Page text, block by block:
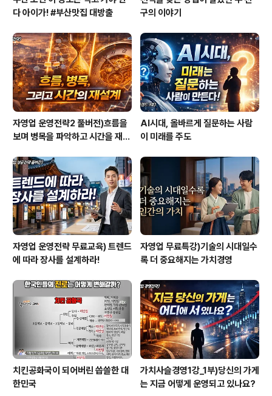
다 아이가! #부산맛집 대방출
구의 이야기
자영업 운영전략2 풀버전)흐름을
보며 병목을 파악하고 시간을 재설
AI시대, 올바르게 질문하는 사람
이 미래를 주도
자영업 운영전략 무료교육) 트렌드
에 따라 장사를 설계하라!
자영업 무료특강)기술의 시대일수
록 더 중요해지는 가치경영
치킨공화국이 되어버린 씁쓸한 대
한민국
가치사슬경영1강_1부)당신의 가게
는 지금 어떻게 운영되고 있나요?